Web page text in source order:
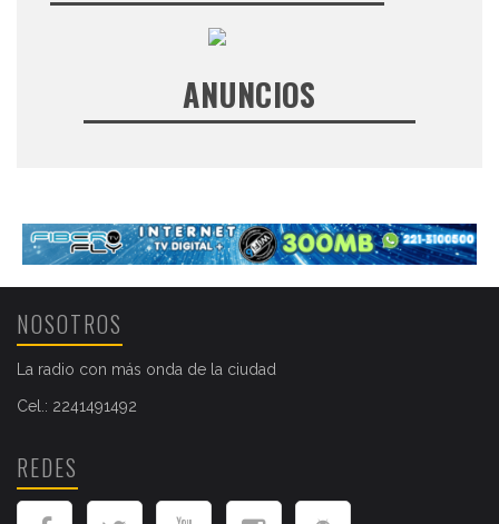
ANUNCIOS
NOSOTROS
La radio con más onda de la ciudad
Cel.: 2241491492
REDES